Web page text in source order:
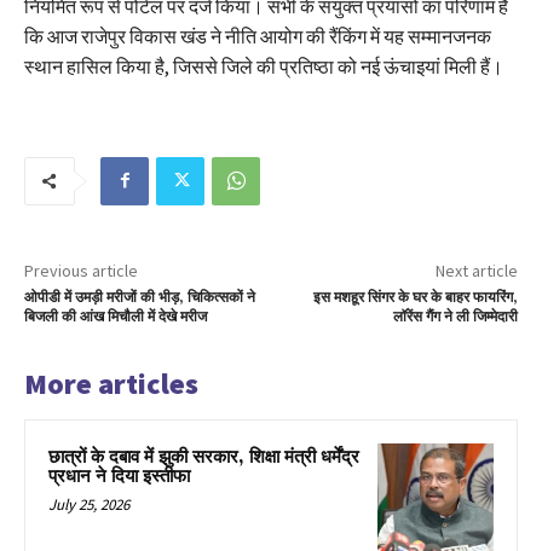
नियमित रूप से पोर्टल पर दर्ज किया। सभी के संयुक्त प्रयासों का परिणाम है
कि आज राजेपुर विकास खंड ने नीति आयोग की रैंकिंग में यह सम्मानजनक
स्थान हासिल किया है, जिससे जिले की प्रतिष्ठा को नई ऊंचाइयां मिली हैं।
Previous article
ओपीडी में उमड़ी मरीजों की भीड़, चिकित्सकों ने
बिजली की आंख मिचौली में देखे मरीज
Next article
इस मशहूर सिंगर के घर के बाहर फायरिंग,
लॉरेंस गैंग ने ली जिम्मेदारी
More articles
छात्रों के दबाव में झुकी सरकार, शिक्षा मंत्री धर्मेंद्र
प्रधान ने दिया इस्तीफा
July 25, 2026